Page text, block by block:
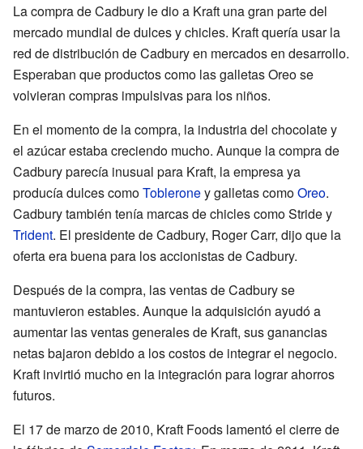
La compra de Cadbury le dio a Kraft una gran parte del
mercado mundial de dulces y chicles. Kraft quería usar la
red de distribución de Cadbury en mercados en desarrollo.
Esperaban que productos como las galletas Oreo se
volvieran compras impulsivas para los niños.
En el momento de la compra, la industria del chocolate y
el azúcar estaba creciendo mucho. Aunque la compra de
Cadbury parecía inusual para Kraft, la empresa ya
producía dulces comoTobleroney galletas comoOreo.
Cadbury también tenía marcas de chicles como Stride y
Trident. El presidente de Cadbury, Roger Carr, dijo que la
oferta era buena para los accionistas de Cadbury.
Después de la compra, las ventas de Cadbury se
mantuvieron estables. Aunque la adquisición ayudó a
aumentar las ventas generales de Kraft, sus ganancias
netas bajaron debido a los costos de integrar el negocio.
Kraft invirtió mucho en la integración para lograr ahorros
futuros.
El 17 de marzo de 2010, Kraft Foods lamentó el cierre de